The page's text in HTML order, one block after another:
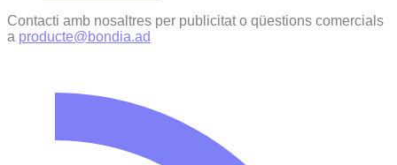
Contacti amb nosaltres per publicitat o qüestions comercials
a producte@bondia.ad